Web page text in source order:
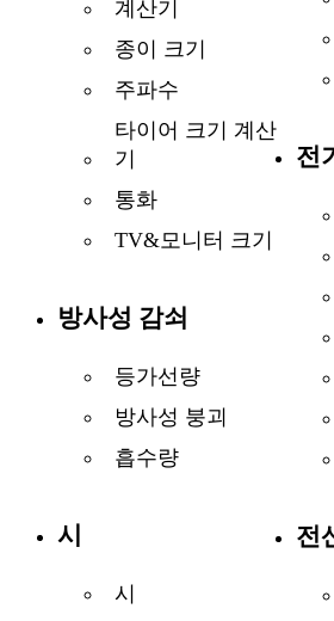
계산기
종이 크기
주파수
타이어 크기 계산
기
통화
TV&모니터 크기
방사성 감쇠
등가선량
방사성 붕괴
흡수량
시
시
전기
전